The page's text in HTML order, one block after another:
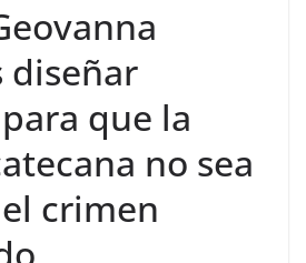
diseñar
que la
no sea
crimen